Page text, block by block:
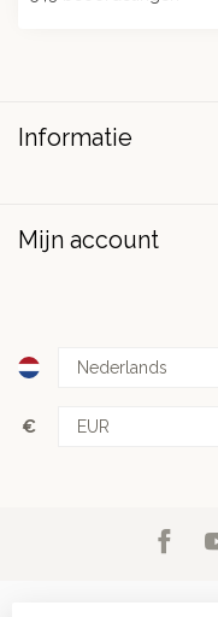
Informatie
Mijn account
€